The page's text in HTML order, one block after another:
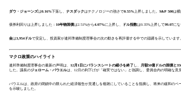
ダウ・ジョーンズは0.16%下落し、 ナスダックはテクノロジーの強さで0.55%上昇しました。 S&P 500は横
債券利回りは上昇しました： 10年物国債は2.51%から4.07%に上昇し、 ドル指数は0.35%上昇して99.07にな
金は3,954ドルで安定し、投資家が連邦準備制度理事会の次の動きを再評価する中での躊躇を示しています。
マクロ政策のハイライト
連邦準備制度理事会の最新の声明は、 12月1日にバランスシートの縮小を終了し、 月額50億ドルの国債と
した。議長のジェローム・パウエルは、12月の利下げが「確実ではない」と強調し、委員会内の明確な意
パウエルは、政府の閉鎖中の限られた経済報告が見通しを複雑にしていることを指摘し、将来の緩和のペ
を示唆しました。